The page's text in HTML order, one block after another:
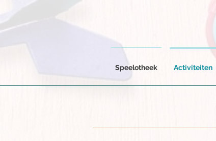
Speelotheek Activiteiten